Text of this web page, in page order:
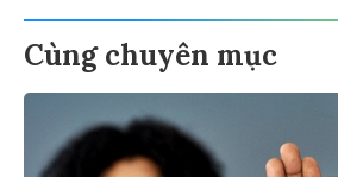
Cùng chuyên mục